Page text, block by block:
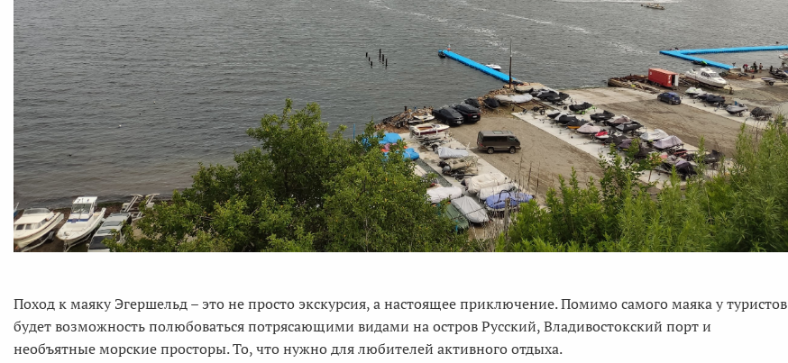
Поход к маяку Эгершельд – это не просто экскурсия, а настоящее приключение. Помимо самого маяка у туристов
будет возможность полюбоваться потрясающими видами на остров Русский, Владивостокский порт и
необъятные морские просторы. То, что нужно для любителей активного отдыха.